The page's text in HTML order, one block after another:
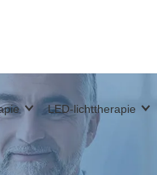
LED-lichttherapie